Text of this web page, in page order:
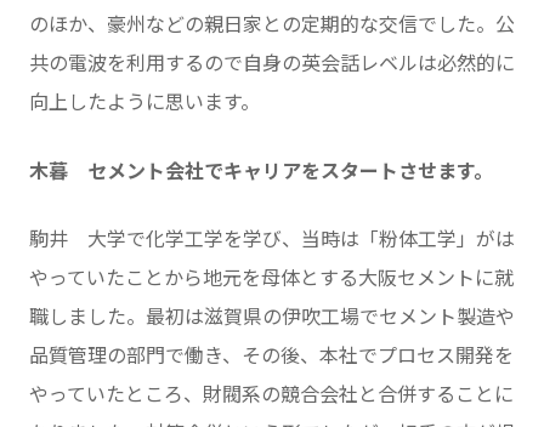
のほか、豪州などの親日家との定期的な交信でした。公
共の電波を利用するので自身の英会話レベルは必然的に
向上したように思います。
木暮 セメント会社でキャリアをスタートさせます。
駒井 大学で化学工学を学び、当時は「粉体工学」がは
やっていたことから地元を母体とする大阪セメントに就
職しました。最初は滋賀県の伊吹工場でセメント製造や
品質管理の部門で働き、その後、本社でプロセス開発を
やっていたところ、財閥系の競合会社と合併することに